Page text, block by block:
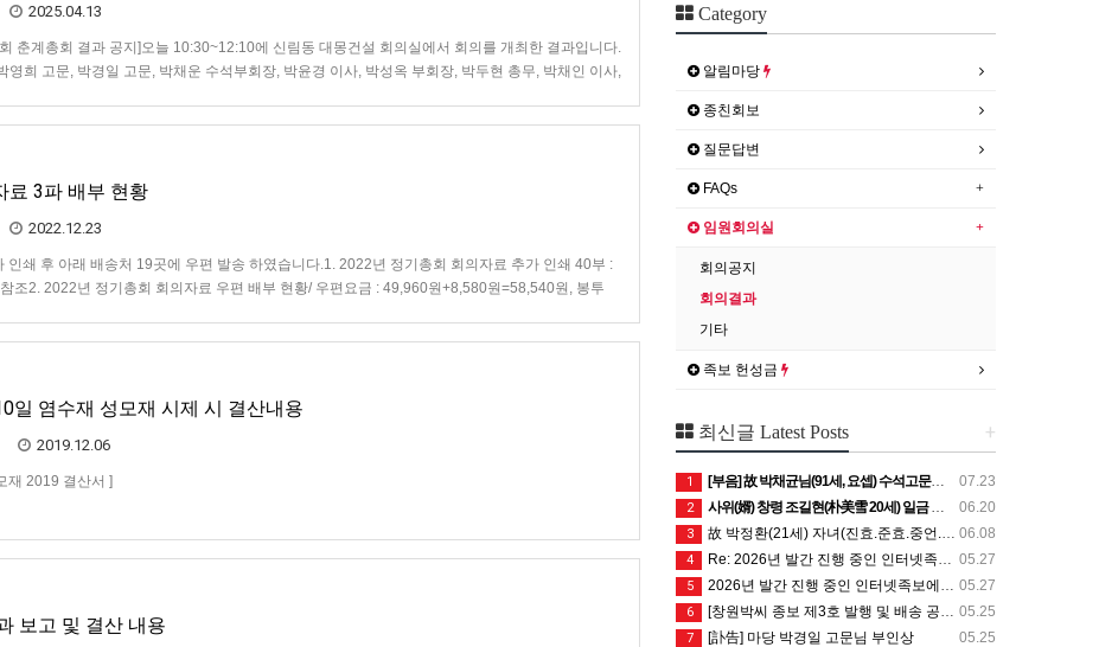
2025.04.13
춘계총회 결과 공지]오늘 10:30~12:10에 신림동 대몽건설 회의실에서 회의를 개최한 결과입니다.
영희 고문, 박경일 고문, 박채운 수석부회장, 박윤경 이사, 박성옥 부회장, 박두현 총무, 박채인 이사,
료 3파 배부 현황
2022.12.23
인쇄 후 아래 배송처 19곳에 우편 발송 하였습니다.1. 2022년 정기총회 회의자료 추가 인쇄 40부 :
조2. 2022년 정기총회 회의자료 우편 배부 현황/ 우편요금 : 49,960원+8,580원=58,540원, 봉투
일 염수재 성모재 시제 시 결산내용
2019.12.06
재 2019 결산서 ]
보고 및 결산 내용
Category
알림마당
종친회보
질문답변
FAQs
임원회의실
회의공지
회의결과
기타
족보 헌성금
+
최신글 Latest Posts
07.23
1
[부음] 故 박채균님(91세, 요셉) 수석고문님 선종 - 발인 7월25일 (토) 05시
06.20
2
사위(婿) 창령 조길현(朴美雪 20세) 일금 이백만원
06.08
3
故 박정환(21세) 자녀(진효.준효.중언.후언.남언.신언.상희) 일금 일백만원
05.27
4
Re: 2026년 발간 진행 중인 인터넷족보에 등재할 수단 자료는 무엇인가요?
05.27
5
2026년 발간 진행 중인 인터넷족보에 등재할 수단 자료는 무엇인가요?
05.25
6
[창원박씨 종보 제3호 발행 및 배송 공지]
05.25
7
[訃告] 마당 박경일 고문님 부인상